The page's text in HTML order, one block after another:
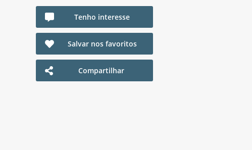
Tenho interesse
Salvar nos favoritos
Compartilhar